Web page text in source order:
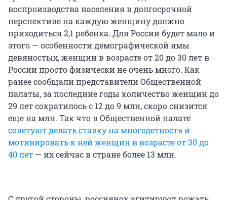
воспроизводства населения в долгосрочной
перспективе на каждую женщину должно
приходиться 2,1 ребенка. Для России будет мало и
этого — особенности демографической ямы
девяностых, женщин в возрасте от 20 до 30 лет в
России просто физически не очень много. Как
ранее сообщали представители Общественной
палаты, за последние годы количество женщин до
29 лет сократилось с 12 до 9 млн, скоро снизится
еще на млн. Так что в Общественной палате
советуют делать ставку на многодетность и
мотивировать к ней женщин в возрасте от 30 до
40 лет — их сейчас в стране более 13 млн.